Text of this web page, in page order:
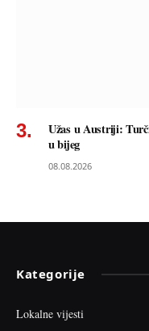
Užas u Austriji:
u bijeg
08.08.2026
Kategorije
Lokalne vijesti